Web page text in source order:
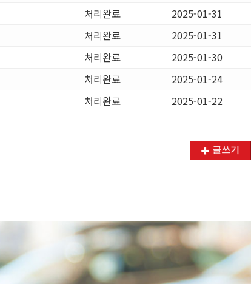
처리완료
2025-01-31
처리완료
2025-01-31
처리완료
2025-01-30
처리완료
2025-01-24
처리완료 2025-01-22
글쓰기